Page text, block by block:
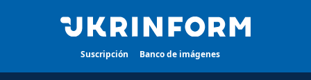
Suscripción Banco de imágenes